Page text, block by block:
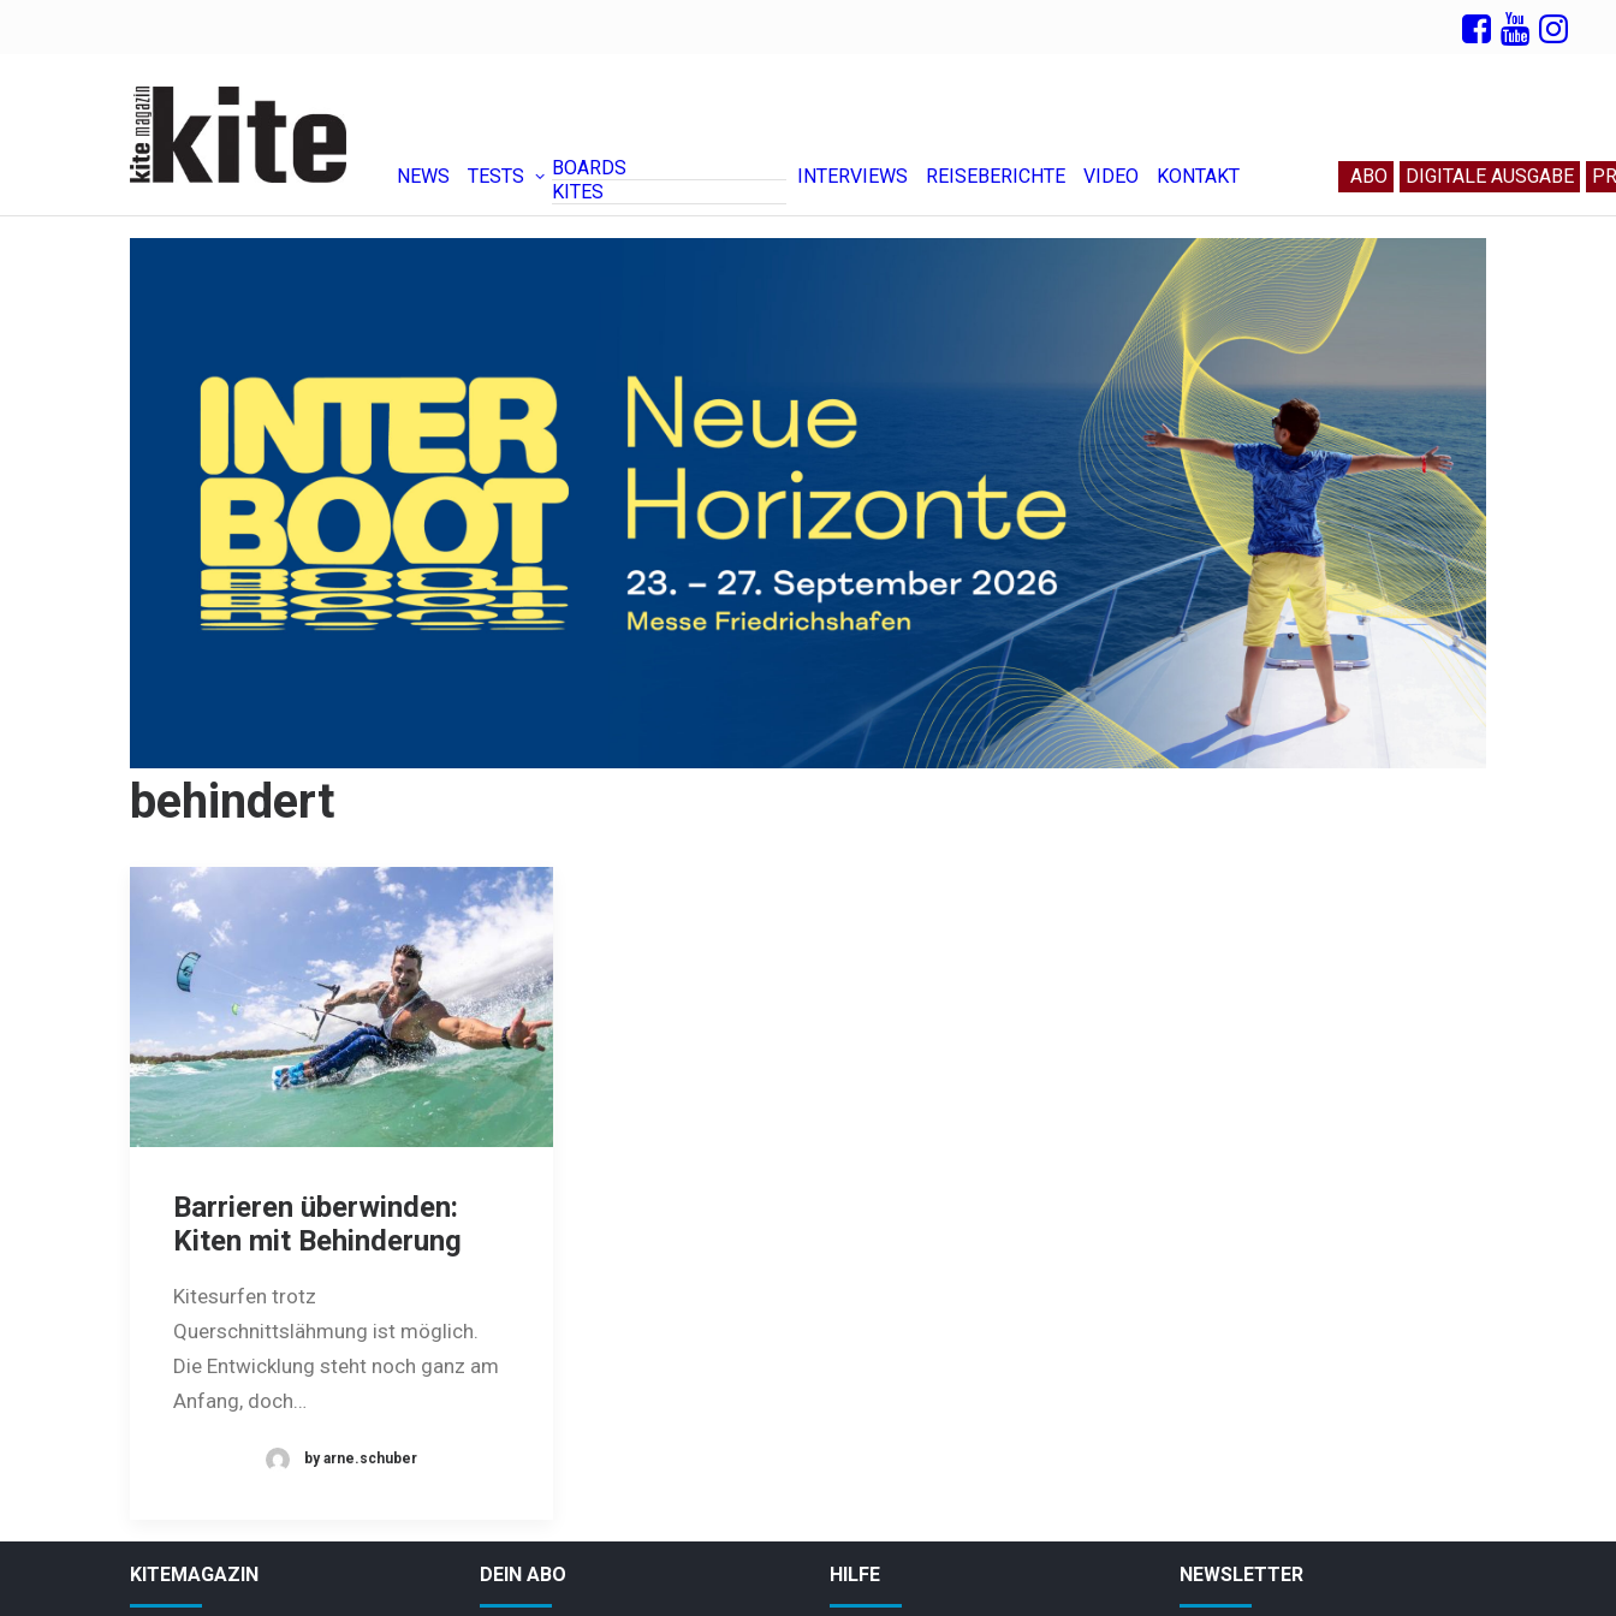
NEWS TESTS
BOARDS
KITES
INTERVIEWS REISEBERICHTE VIDEO KONTAKT ABO DIGITALE AUSGABE
behindert
Barrieren überwinden:
Kiten mit Behinderung
Kitesurfen trotz
Querschnittslähmung ist möglich.
Die Entwicklung steht noch ganz am
Anfang, doch…
by arne.schuber
KITEMAGAZIN DEIN ABO HILFE NEWSLETTER